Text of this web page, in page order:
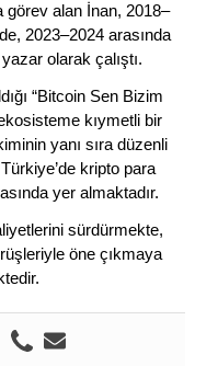
alan İnan, 2018–
2023–2024 arasında
olarak çalıştı.
“Bitcoin Sen Bizim
kıymetli bir
yanı sıra düzenli
kripto para
yer almaktadır.
sürdürmekte,
öne çıkmaya